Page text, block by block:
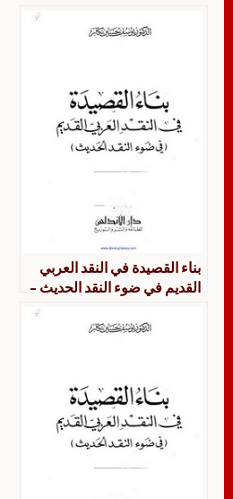
بناء القصيدة في النقد العربي
القديم في ضوء النقد الحديث –